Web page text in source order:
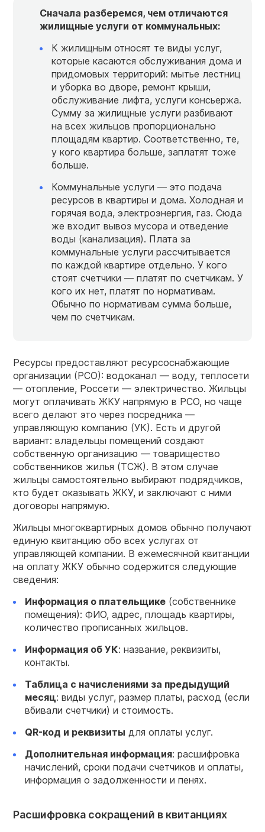
Сначала разберемся, чем отличаются
жилищные услуги от коммунальных:
К жилищным относят те виды услуг,
которые касаются обслуживания дома и
придомовых территорий: мытье лестниц
и уборка во дворе, ремонт крыши,
обслуживание лифта, услуги консьержа.
Сумму за жилищные услуги разбивают
на всех жильцов пропорционально
площадям квартир. Соответственно, те,
у кого квартира больше, заплатят тоже
больше.
Коммунальные услуги — это подача
ресурсов в квартиры и дома. Холодная и
горячая вода, электроэнергия, газ. Сюда
же входит вывоз мусора и отведение
воды (канализация). Плата за
коммунальные услуги рассчитывается
по каждой квартире отдельно. У кого
стоят счетчики — платят по счетчикам. У
кого их нет, платят по нормативам.
Обычно по нормативам сумма больше,
чем по счетчикам.
Ресурсы предоставляют ресурсоснабжающие
организации (РСО): водоканал — воду, теплосети
— отопление, Россети — электричество. Жильцы
могут оплачивать ЖКУ напрямую в РСО, но чаще
всего делают это через посредника —
управляющую компанию (УК). Есть и другой
вариант: владельцы помещений создают
собственную организацию — товарищество
собственников жилья (ТСЖ). В этом случае
жильцы самостоятельно выбирают подрядчиков,
кто будет оказывать ЖКУ, и заключают с ними
договоры напрямую.
Жильцы многоквартирных домов обычно получают
единую квитанцию обо всех услугах от
управляющей компании. В ежемесячной квитанции
на оплату ЖКУ обычно содержится следующие
сведения:
Информация о плательщике (собственнике
помещения): ФИО, адрес, площадь квартиры,
количество прописанных жильцов.
Информация об УК: название, реквизиты,
контакты.
Таблица с начислениями за предыдущий
месяц: виды услуг, размер платы, расход (если
вбивали счетчики) и стоимость.
QR-код и реквизиты для оплаты услуг.
Дополнительная информация: расшифровка
начислений, сроки подачи счетчиков и оплаты,
информация о задолженности и пенях.
Расшифровка сокращений в квитанциях